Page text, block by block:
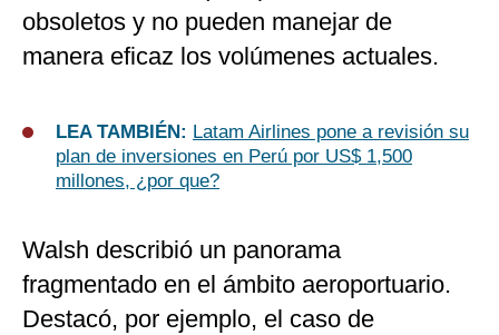
obsoletos y no pueden manejar de
manera eficaz los volúmenes actuales.
LEA TAMBIÉN: Latam Airlines pone a revisión su
plan de inversiones en Perú por US$ 1,500
millones, ¿por que?
Walsh describió un panorama
fragmentado en el ámbito aeroportuario.
Destacó, por ejemplo, el caso de